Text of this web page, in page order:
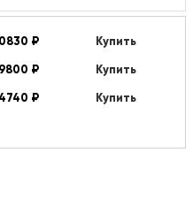
₽
Купить
₽
Купить
₽
Купить